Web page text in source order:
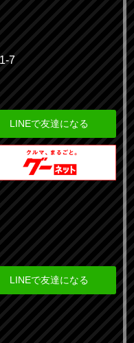
7
LINEで友達になる
LINEで友達になる